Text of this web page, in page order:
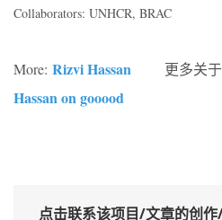
Collaborators: UNHCR, BRAC
More: Rizvi Hassan 更多关于
Hassan on gooood
点击联系该项目/文章的创